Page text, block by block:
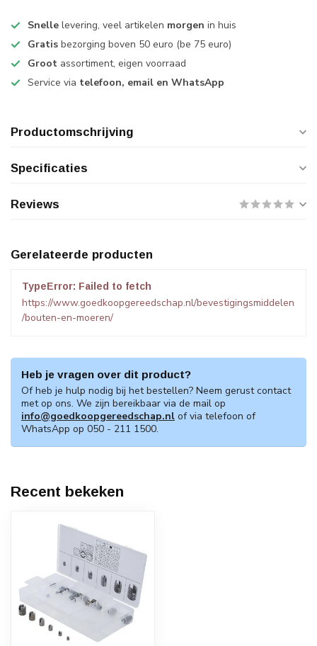
Snelle levering, veel artikelen morgen in huis
Gratis bezorging boven 50 euro (be 75 euro)
Groot assortiment, eigen voorraad
Service via telefoon, email en WhatsApp
Productomschrijving
Specificaties
Reviews
Gerelateerde producten
TypeError: Failed to fetch
https://www.goedkoopgereedschap.nl/bevestigingsmiddelen
/bouten-en-moeren/
Heb je vragen over dit product?
Of heb je hulp nodig bij het bestellen? Neem gerust contact
met op ons. We zijn bereikbaar via de mail op
info@goedkoopgereedschap.nl of via telefoon of
WhatsApp op 050 - 211 1500.
Recent bekeken